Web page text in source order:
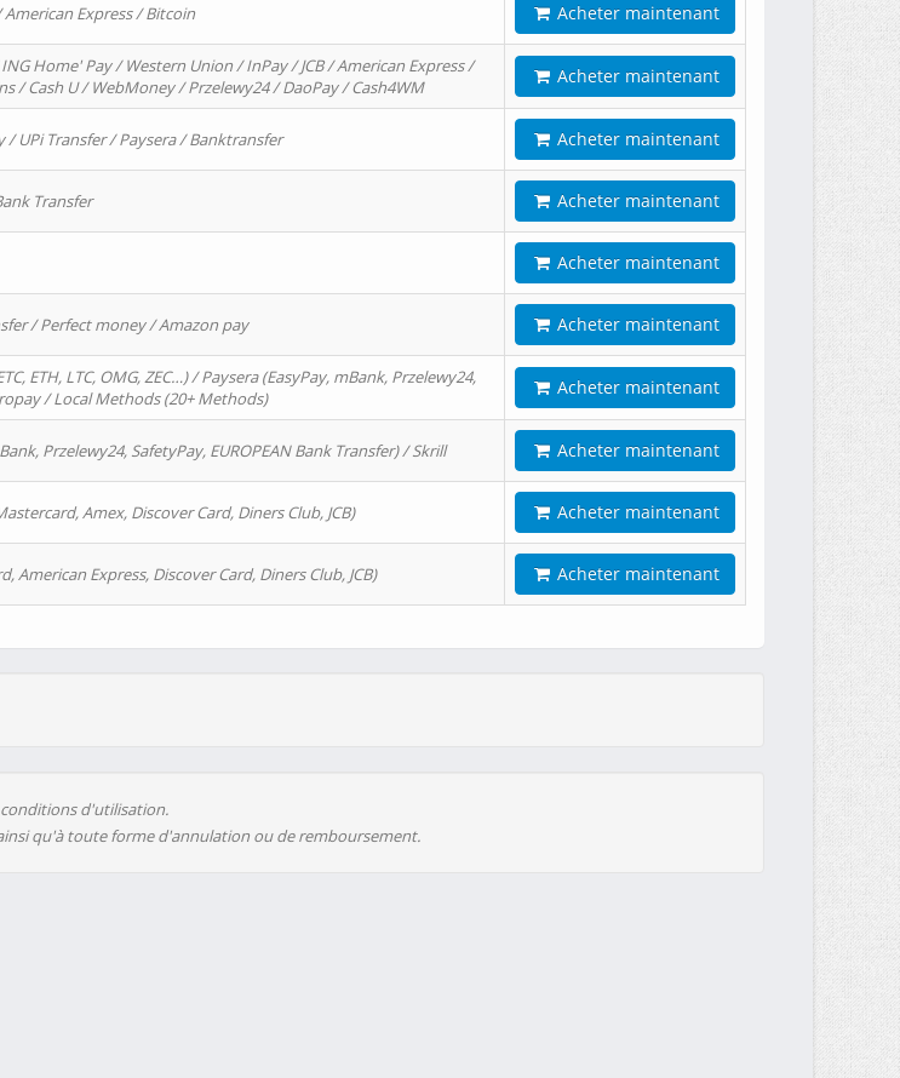
Express / Bitcoin Acheter maintenant
Home' Pay / Western Union / InPay / JCB / American Express /
/ Cash U / WebMoney / Przelewy24 / DaoPay / Cash4WM
Acheter maintenant
UPi Transfer / Paysera / Banktransfer Acheter maintenant
Transfer Acheter maintenant
Acheter maintenant
/ Perfect money / Amazon pay Acheter maintenant
ETH, LTC, OMG, ZEC…) / Paysera (EasyPay, mBank, Przelewy24,
/ Local Methods (20+ Methods)
Acheter maintenant
Przelewy24, SafetyPay, EUROPEAN Bank Transfer) / Skrill Acheter maintenant
Amex, Discover Card, Diners Club, JCB) Acheter maintenant
Express, Discover Card, Diners Club, JCB) Acheter maintenant
conditions d'utilisation.
qu'à toute forme d'annulation ou de remboursement.